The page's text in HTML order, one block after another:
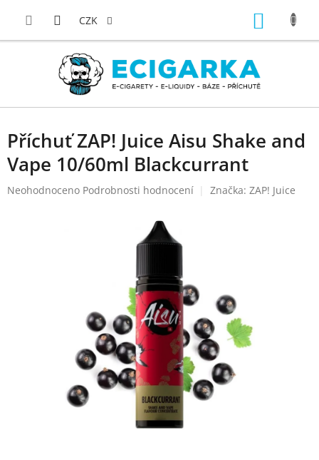
CZK
Příchuť ZAP! Juice Aisu Shake and
Vape 10/60ml Blackcurrant
Průměrné
Neohodnoceno Podrobnosti hodnocení Značka: ZAP! Juice